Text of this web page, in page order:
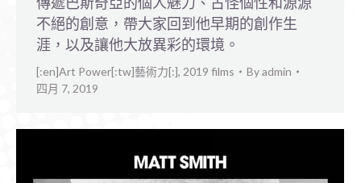
不絕的創意，帶大家回到他早期的創作生
涯，以及讓他大放異彩的環境。
[:en]Art Power[:tw]藝術力[:], 2019 films Byadmin
四月 7, 2019